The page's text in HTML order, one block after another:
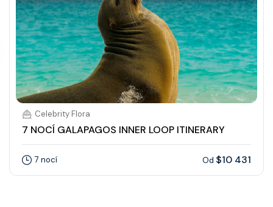
Celebrity Flora
7 NOCÍ GALAPAGOS INNER LOOP ITINERARY
7 nocí Od $10 431